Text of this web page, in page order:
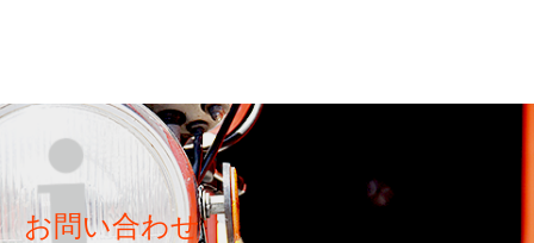
お問い合わせ